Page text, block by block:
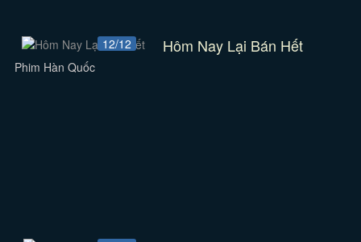
12/12 Hôm Nay Lại Bán Hết
Phim Hàn Quốc